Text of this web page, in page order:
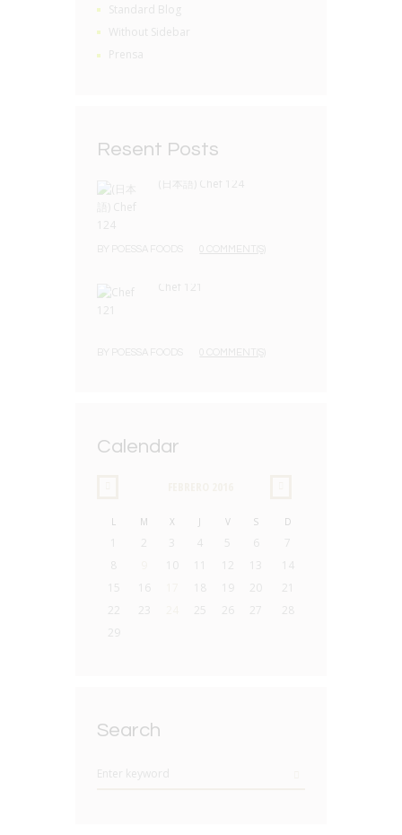
Standard Blog
Without Sidebar
Prensa
Resent Posts
(日本語) Chef 124
Chef 121
Calendar
L M X J V S D
2 3 4 5 6
7
10 12 13
14
15
16 19 20
21
22
23 25 26 27
28
29
Search